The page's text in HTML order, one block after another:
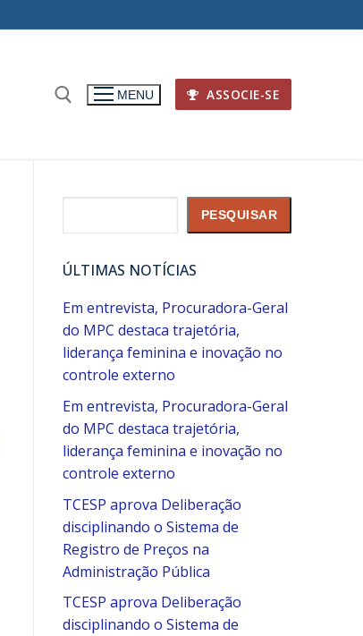
MENU ASSOCIE-SE
PESQUISAR
ÚLTIMAS NOTÍCIAS
Em entrevista, Procuradora-Geral
do MPC destaca trajetória,
liderança feminina e inovação no
controle externo
Em entrevista, Procuradora-Geral
do MPC destaca trajetória,
liderança feminina e inovação no
controle externo
TCESP aprova Deliberação
disciplinando o Sistema de
Registro de Preços na
Administração Pública
TCESP aprova Deliberação
disciplinando o Sistema de